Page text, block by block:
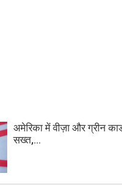
अमेरिका में वीज़ा और ग्रीन
सख्त,...